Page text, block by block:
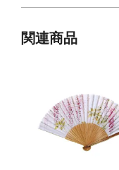
関連商品